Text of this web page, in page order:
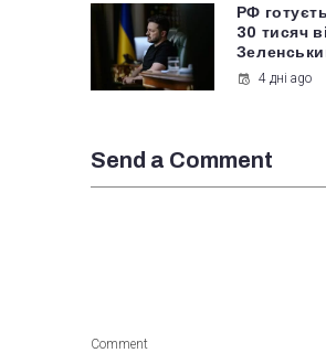
РФ
30 тисяч
4 дні ago
Send a Comment
Comment